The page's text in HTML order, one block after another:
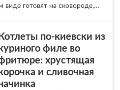
виде готовят на сковороде,…
Котлеты по-киевски из
филе во
хрустящая
и сливочная